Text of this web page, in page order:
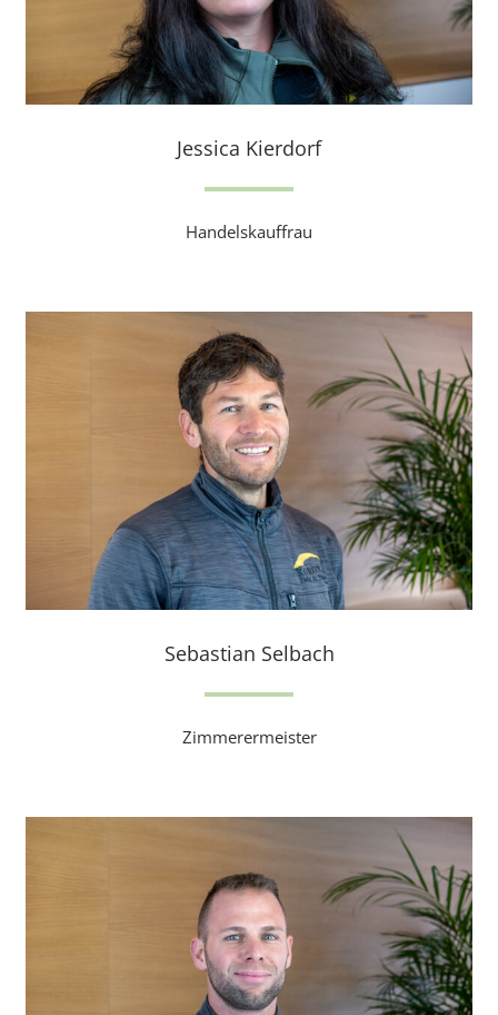
Jessica Kierdorf
Handelskauffrau
Sebastian Selbach
Zimmerermeister